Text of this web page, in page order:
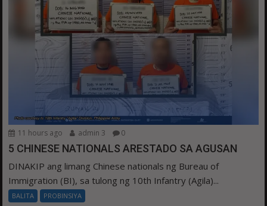
11 hours ago admin 3 0
5 CHINESE NATIONALS ARESTADO SA AGUSAN
DINAKIP ang limang Chinese nationals ng Bureau of
Immigration (BI), sa tulong ng 10th Infantry (Agila)...
BALITA PROBINSIYA